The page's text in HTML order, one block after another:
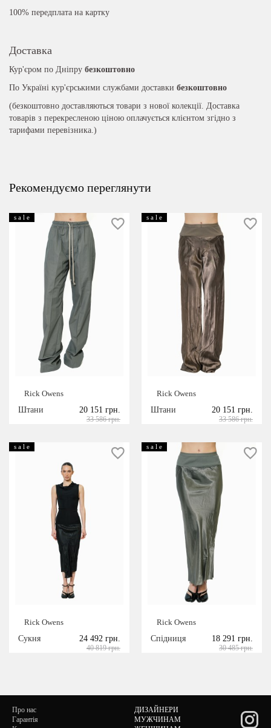
100% передплата на картку
Доставка
Кур'єром по Дніпру безкоштовно
По Україні кур'єрськими службами доставки безкоштовно
(безкоштовно доставляються товари з нової колекції. Доставка
товарів з перекресленою ціною оплачується клієнтом згідно з
тарифами перевізника.)
Рекомендуємо переглянути
s a l e
Rick Owens
Штани
20 151 грн.
33 586 грн.
s a l e
Rick Owens
Штани
20 151 грн.
33 586 грн.
s a l e
Rick Owens
Сукня
24 492 грн.
40 819 грн.
s a l e
Rick Owens
Спідниця
18 291 грн.
30 485 грн.
Про нас
Гарантія
ДИЗАЙНЕРИ
МУЖЧИНАМ